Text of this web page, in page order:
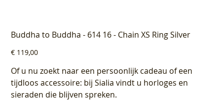
Buddha to Buddha - 614 16 - Chain XS Ring Silver
Prijs
€ 119,00
Of u nu zoekt naar een persoonlijk cadeau of een
tijdloos accessoire: bij Sialia vindt u horloges en
sieraden die blijven spreken.